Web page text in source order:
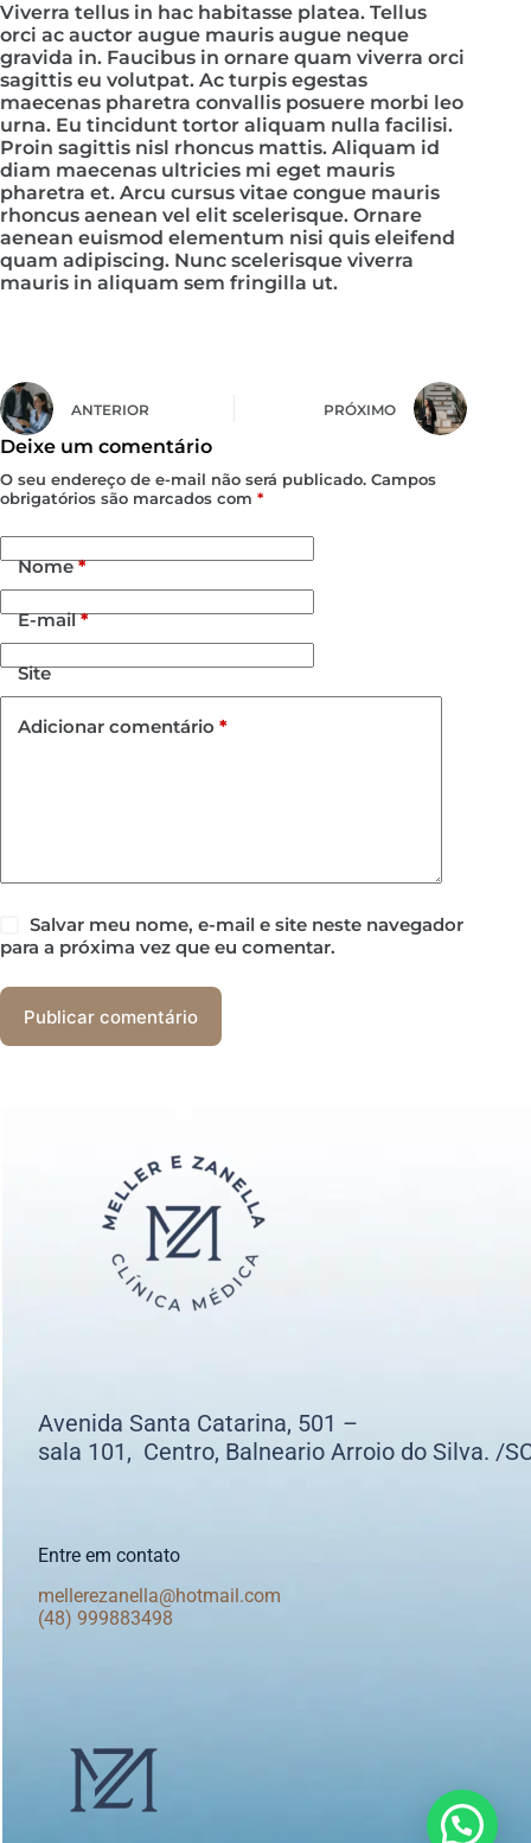
Viverra tellus in hac habitasse platea. Tellus
orci ac auctor augue mauris augue neque
gravida in. Faucibus in ornare quam viverra orci
sagittis eu volutpat. Ac turpis egestas
maecenas pharetra convallis posuere morbi leo
urna. Eu tincidunt tortor aliquam nulla facilisi.
Proin sagittis nisl rhoncus mattis. Aliquam id
diam maecenas ultricies mi eget mauris
pharetra et. Arcu cursus vitae congue mauris
rhoncus aenean vel elit scelerisque. Ornare
aenean euismod elementum nisi quis eleifend
quam adipiscing. Nunc scelerisque viverra
mauris in aliquam sem fringilla ut.
ANTERIOR PRÓXIMO
Deixe um comentário
O seu endereço de e-mail não será publicado. Campos
obrigatórios são marcados com *
Nome*
E-mail*
Site
Adicionar comentário *
Salvar meu nome, e-mail e site neste navegador
para a próxima vez que eu comentar.
Publicar comentário
Avenida Santa Catarina, 501 –
sala 101, Centro, Balneario Arroio do Silva. /
Entre em contato
mellerezanella@hotmail.com
(48) 999883498